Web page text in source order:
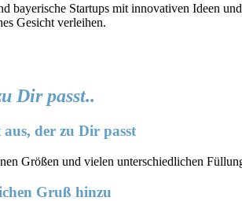
bayerische Startups mit innovativen Ideen
Gesicht verleihen.
Dir passt..
der zu Dir passt
Größen und vielen unterschiedlichen
Gruß hinzu